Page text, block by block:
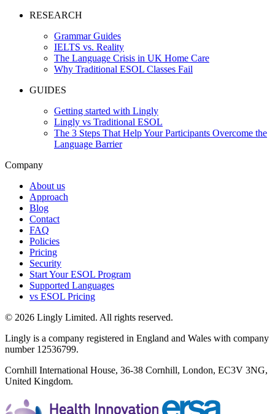
RESEARCH
Grammar Guides
IELTS vs. Reality
The Language Crisis in UK Home Care
Why Traditional ESOL Classes Fail
GUIDES
Getting started with Lingly
Lingly vs Traditional ESOL
The 3 Steps That Help Your Participants Overcome the
Language Barrier
Company
About us
Approach
Blog
Contact
FAQ
Policies
Pricing
Security
Start Your ESOL Program
Supported Languages
vs ESOL Pricing
© 2026 Lingly Limited. All rights reserved.
Lingly is a company registered in England and Wales with company
number 12536799.
Cornhill International House, 36-38 Cornhill, London, EC3V 3NG,
United Kingdom.